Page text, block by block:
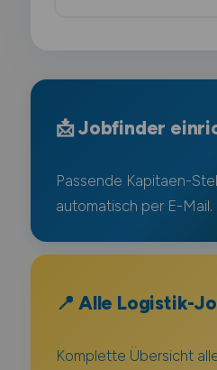
📩 Jobfinder
Passende Kapitaen-
automatisch per E-Mail.
📍 Alle Logistik-
Komplette Übersicht